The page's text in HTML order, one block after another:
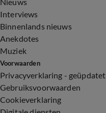
Interviews
Binnenlands nieuws
Anekdotes
Muziek
Voorwaarden
Privacyverklaring - geüpdatet
Gebruiksvoorwaarden
Cookieverklaring